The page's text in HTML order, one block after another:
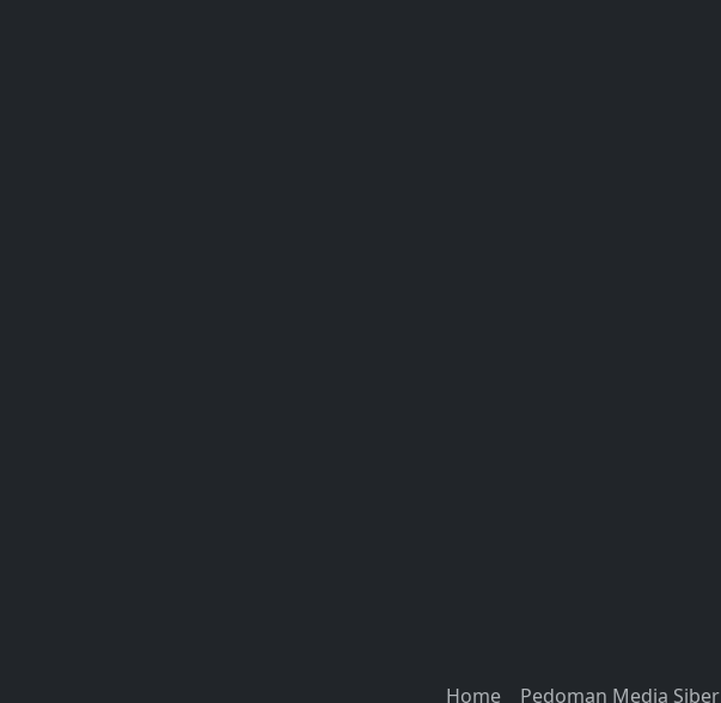
Home Pedoman Media Siber